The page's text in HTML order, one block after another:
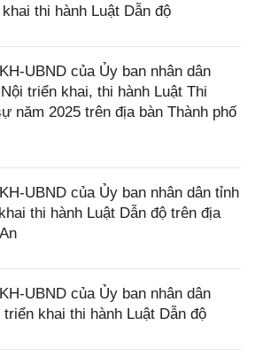
thi hành Luật Dẫn độ
UBND của Ủy ban nhân dân
triển khai, thi hành Luật Thi
năm 2025 trên địa bàn Thành phố
UBND của Ủy ban nhân dân tỉnh
thi hành Luật Dẫn độ trên địa
UBND của Ủy ban nhân dân
triển khai thi hành Luật Dẫn độ